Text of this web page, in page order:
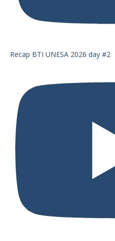
Recap BTI UNESA 2026 day #2